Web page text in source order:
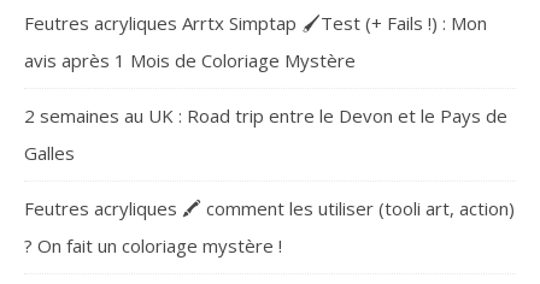
Feutres acryliques Arrtx Simptap 🖌️Test (+ Fails !) : Mon
avis après 1 Mois de Coloriage Mystère
2 semaines au UK : Road trip entre le Devon et le Pays de
Galles
Feutres acryliques 🖍️ comment les utiliser (tooli art, action)
? On fait un coloriage mystère !